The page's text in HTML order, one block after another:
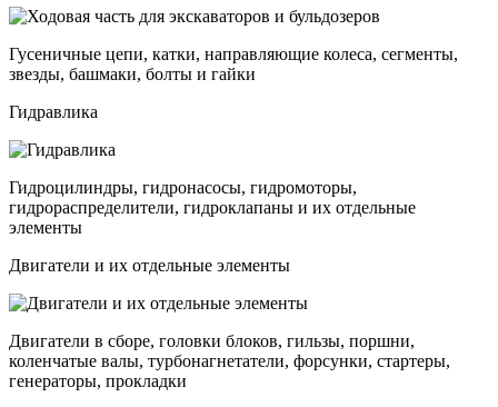
Гусеничные цепи, катки, направляющие колеса, сегменты,
звезды, башмаки, болты и гайки
Гидравлика
Гидроцилиндры, гидронасосы, гидромоторы,
гидрораспределители, гидроклапаны и их отдельные
элементы
Двигатели и их отдельные элементы
Двигатели в сборе, головки блоков, гильзы, поршни,
коленчатые валы, турбонагнетатели, форсунки, стартеры,
генераторы, прокладки